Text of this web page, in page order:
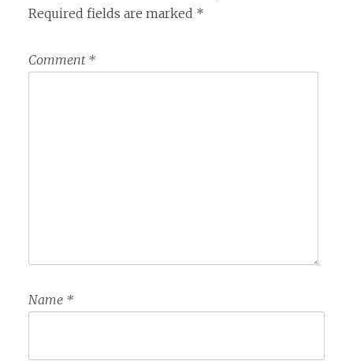
Required fields are marked *
Comment *
Name *